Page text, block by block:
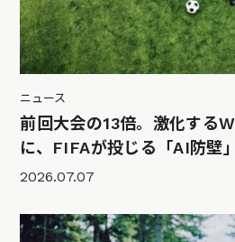
ニュース
前回大会の13倍。激化する
に、FIFAが投じる「AI防壁
2026.07.07